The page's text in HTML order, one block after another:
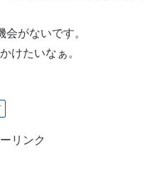
がないです。
けたいなぁ。
リンク